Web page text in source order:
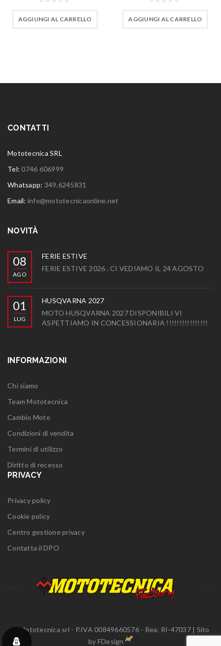
AGGIUNGI AL CARRELLO AGGIUNGI AL CARRELLO
CONTATTI
Mototecnica SRL
Tel:0746 606999
Whatsapp: 349.6245831
Email: info@mototecnicaonline.net
NOVITÀ
08
AGO
FERIE ESTIVE
FERIE ESTIVE 2026 . CI VEDIAMO IL 24 AGOSTO
01
LUG
HUSQVARNA 2027
MOTO HUSQVARNA 2027 DISPONIBILI VI
ASPETTIAMO IN CONCESSIONARIA !!!!!!!!!!!!!!!!
INFORMAZIONI
Chi siamo
Team Mototecnica
Cambio Moto
Condizioni di vendita
Termini di utilizzo
Diritto di recesso
PRIVACY
Privacy policy
Cookie policy
Centro gestione privacy
Contatta il DPO
© Mototecnica srl - P.IVA 00849660576 - Rea: RI-47037 | Sito
by FDesign